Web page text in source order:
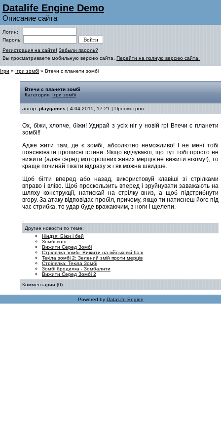
Datalife Engine Demo
Описание сайта
Логин:
Пароль:
Регистрация на сайте! Забыли пароль?
Вы просматриваете мобильную версию сайта. Перейти на полную версию сайта.
Ігри » Ігри зомбі » Втечи c планети зомбі
Втечи c планети зомбі
Категория: Ігри зомбі
автор: playgames | 4-04-2015, 17:21 | Просмотров:
Ох, біжи, хлопче, біжи! Удирай з усіх ніг у новій грі Втечи c планети
зомбі!!
Адже жити там, де є зомбі, абсолютно неможливо! І не мені тобі
пояснювати прописні істини. Якщо відчуваєш, що тут тобі просто не
вижити (адже серед моторошних живих мерців не вижити нікому!), то
краще починай тікати відразу ж і як можна швидше.
Щоб бігти вперед або назад, використовуй клавіші зі стрілками
вправо і вліво. Щоб проскользить вперед і зруйнувати заважають на
шляху конструкції, натискай на стрілку вниз, а щоб підстрибнути
вгору. За атаку відповідає пробіл, причому, якщо ти натиснеш його під
час стрибка, то удар буде вражаючим, з ноги і щелепи.
.
Другие новости по теме:
Ніндзя: Біжи і бей
Зомбі воїн
Вижити Серед Зомбі
Стрілялка зомбі: Вижити на військовій базі
Текіла зомбі 2: Зелений змій проти мерців
Стрілялка: Текіла Зомбі
Зомбі бродилка - Зомбалити
Вижити Серед Зомбі 2
Комментарии (0)
Powered by DataLife Engine